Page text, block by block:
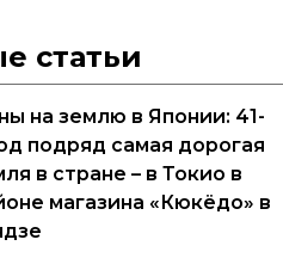
статьи
на землю в Японии: 41-
подряд самая дорогая
в стране – в Токио в
магазина «Кюкёдо» в